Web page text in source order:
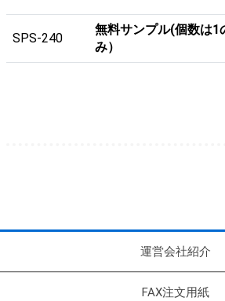
SPS-240
無料サンプル(個数は1
み）
運営会社紹介
FAX注文用紙